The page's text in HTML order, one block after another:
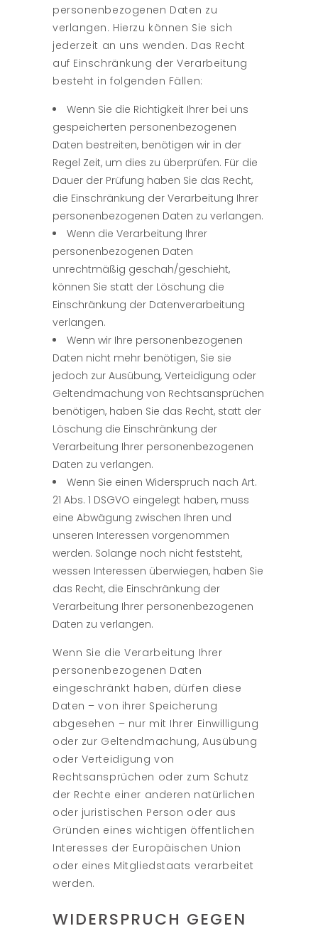
personenbezogenen Daten zu
verlangen. Hierzu können Sie sich
jederzeit an uns wenden. Das Recht
auf Einschränkung der Verarbeitung
besteht in folgenden Fällen:
Wenn Sie die Richtigkeit Ihrer bei uns
gespeicherten personenbezogenen
Daten bestreiten, benötigen wir in der
Regel Zeit, um dies zu überprüfen. Für die
Dauer der Prüfung haben Sie das Recht,
die Einschränkung der Verarbeitung Ihrer
personenbezogenen Daten zu verlangen.
Wenn die Verarbeitung Ihrer
personenbezogenen Daten
unrechtmäßig geschah/geschieht,
können Sie statt der Löschung die
Einschränkung der Datenverarbeitung
verlangen.
Wenn wir Ihre personenbezogenen
Daten nicht mehr benötigen, Sie sie
jedoch zur Ausübung, Verteidigung oder
Geltendmachung von Rechtsansprüchen
benötigen, haben Sie das Recht, statt der
Löschung die Einschränkung der
Verarbeitung Ihrer personenbezogenen
Daten zu verlangen.
Wenn Sie einen Widerspruch nach Art.
21 Abs. 1 DSGVO eingelegt haben, muss
eine Abwägung zwischen Ihren und
unseren Interessen vorgenommen
werden. Solange noch nicht feststeht,
wessen Interessen überwiegen, haben Sie
das Recht, die Einschränkung der
Verarbeitung Ihrer personenbezogenen
Daten zu verlangen.
Wenn Sie die Verarbeitung Ihrer
personenbezogenen Daten
eingeschränkt haben, dürfen diese
Daten – von ihrer Speicherung
abgesehen – nur mit Ihrer Einwilligung
oder zur Geltendmachung, Ausübung
oder Verteidigung von
Rechtsansprüchen oder zum Schutz
der Rechte einer anderen natürlichen
oder juristischen Person oder aus
Gründen eines wichtigen öffentlichen
Interesses der Europäischen Union
oder eines Mitgliedstaats verarbeitet
werden.
WIDERSPRUCH GEGEN